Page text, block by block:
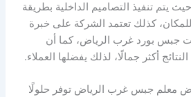
يتم تنفيذ التصاميم الداخلية بطريقة
كذلك تعتمد الشركة على خبرة
جبس بورد غرب الرياض، كما أن
أكثر جمالًا، لذلك يفضلها العملاء.
معلم جبس غرب الرياض توفر حلولًا